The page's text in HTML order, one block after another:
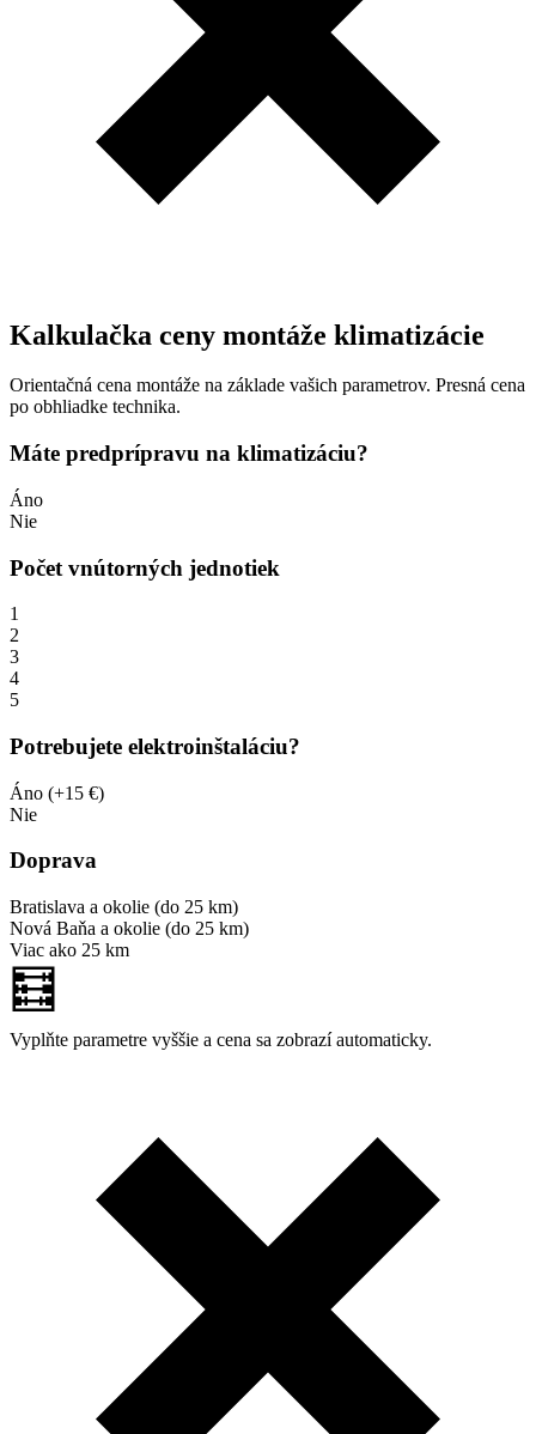
Kalkulačka ceny montáže klimatizácie
Orientačná cena montáže na základe vašich parametrov. Presná cena
po obhliadke technika.
Máte predprípravu na klimatizáciu?
Áno
Nie
Počet vnútorných jednotiek
1
2
3
4
5
Potrebujete elektroinštaláciu?
Áno (+15 €)
Nie
Doprava
Bratislava a okolie (do 25 km)
Nová Baňa a okolie (do 25 km)
Viac ako 25 km
🧮
Vyplňte parametre vyššie a cena sa zobrazí automaticky.